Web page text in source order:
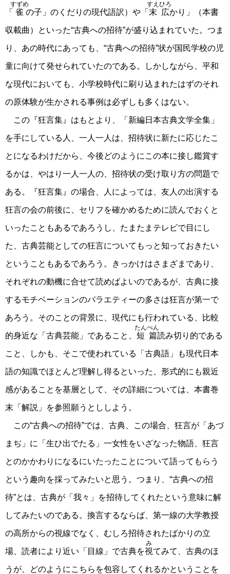
「 雀
すずめ
の子」のくだりの現代語訳）や「 末広
すえひろ
かり」（本書
収載曲）といった“古典への招待”が盛り込まれていた。つま
り、あの時代にあっても、“古典への招待”状が国民学校の児
童に向けて発せられていたのである。しかしながら、平和
な現代においても、小学校時代に刷り込まれたはずのそれ
の原体験が生かされる事例は必ずしも多くはない。
この『狂言集』はもとより、「新編日本古典文学全集」
を手にしている人、一人一人は、招待状に新たに応じたこ
とになるわけだから、今後どのようにこの本に接し鑑賞す
るかは、やはり一人一人の、招待状の受け取り方の問題で
ある。『狂言集』の場合、人によっては、友人の出演する
狂言の会の前後に、セリフを確かめるために読んでおくと
いったこともあるであろうし、たまたまテレビで目にし
た、古典芸能としての狂言についてもっと知っておきたい
ということもあるであろう。きっかけはさまざまであり、
それぞれの動機に合せて読めばよいのであるが、古典に接
するモチベーションのバラエティーの多さは狂言が第一で
あろう。そのことの背景に、現代にも行われている、比較
的身近な「古典芸能」であること、 短篇
たんぺん
読み切り的である
こと、しかも、そこで使われている「古典語」も現代日本
語の知識でほとんど理解し得るといった、形式的にも親近
感があることを基層として、その詳細については、本書巻
末「解説」を参照願うとししよう。
この“古典への招待”では、古典、この場合、狂言が「あづ
まぢ」に「生ひ出でたる」一女性をいざなった物語、狂言
とのかかわりになるにいたったことについて語ってもらう
という趣向を採ってみたいと思う。つまり、“古典への招
待”とは、古典が「我々」を招待してくれたという意味に解
してみたいのである。換言するならば、第一線の大学教授
の高所からの視線でなく、むしろ招待されたばかりの立
場、読者により近い「目線」で古典を視
み
てみて、古典のほ
うが、どのようにこちらを包容してくれるかということを